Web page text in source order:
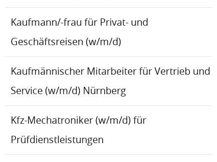
Kaufmann/-frau für Privat- und
Geschäftsreisen (w/m/d)
Kaufmännischer Mitarbeiter für Vertrieb und
Service (w/m/d) Nürnberg
Kfz-Mechatroniker (w/m/d) für
Prüfdienstleistungen